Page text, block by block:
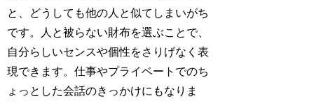
と、どうしても他の人と似てしまいがち
です。人と被らない財布を選ぶことで、
自分らしいセンスや個性をさりげなく表
現できます。仕事やプライベートでのち
ょっとした会話のきっかけにもなりま